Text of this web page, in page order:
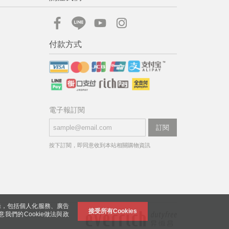
包括個人化服務、廣告
我們的Cookie做法與政
接受所有Cookies
付款方式
電子報訂閱
訂閱
按下訂閱，即同意收到本站相關購物資訊